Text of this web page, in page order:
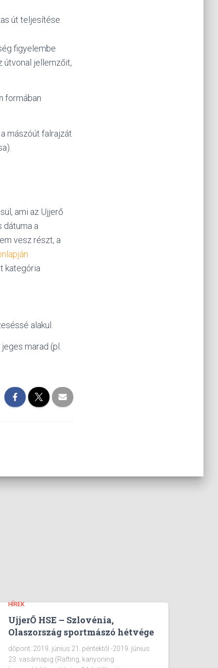
út teljesítése.
figyelembe
útvonal jellemzőit,
formában
mászóút falrajzát
ami az Ujjerő
dátuma a
vesz részt, a
kategória
alakul.
marad (pl.
HÍREK
UjjerŐ HSE – Szlovénia,
Olaszország sportmászó hétvége
dőpont: 2019. június 21. péntektől -2019. június
23. vasárnapig (Rafting, kanyoning